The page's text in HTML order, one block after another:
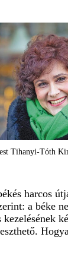
Tihanyi-Tóth
harcos
a béke